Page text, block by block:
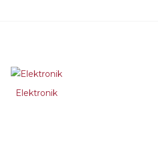
Elektronik